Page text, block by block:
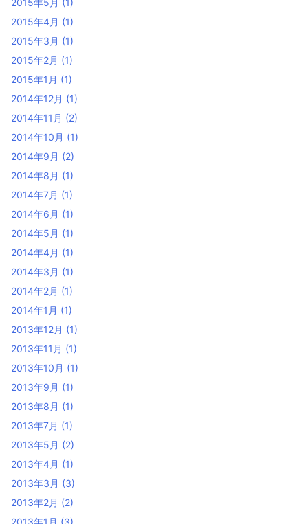
2015年5月 (1)
2015年4月 (1)
2015年3月 (1)
2015年2月 (1)
2015年1月 (1)
2014年12月 (1)
2014年11月 (2)
2014年10月 (1)
2014年9月 (2)
2014年8月 (1)
2014年7月 (1)
2014年6月 (1)
2014年5月 (1)
2014年4月 (1)
2014年3月 (1)
2014年2月 (1)
2014年1月 (1)
2013年12月 (1)
2013年11月 (1)
2013年10月 (1)
2013年9月 (1)
2013年8月 (1)
2013年7月 (1)
2013年5月 (2)
2013年4月 (1)
2013年3月 (3)
2013年2月 (2)